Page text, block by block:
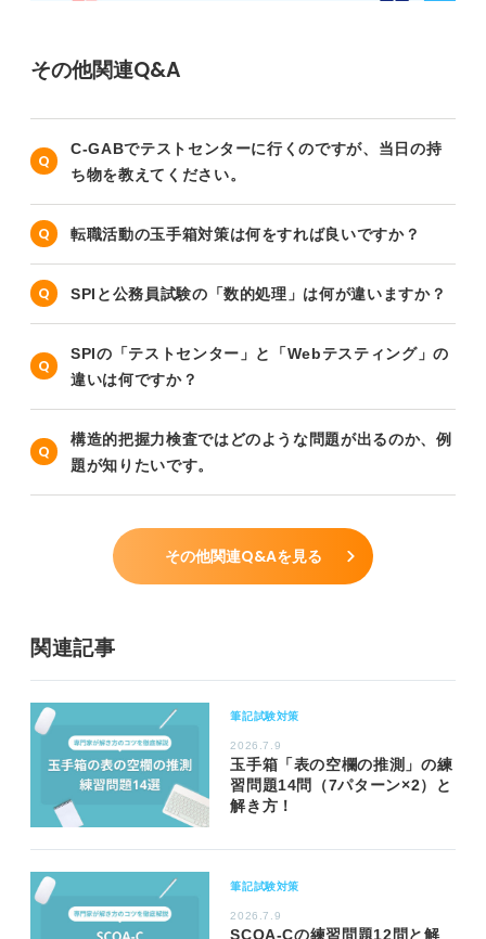
その他関連Q&A
C-GABでテストセンターに行くのですが、当日の持
ち物を教えてください。
転職活動の玉手箱対策は何をすれば良いですか？
SPIと公務員試験の「数的処理」は何が違いますか？
SPIの「テストセンター」と「Webテスティング」の
違いは何ですか？
構造的把握力検査ではどのような問題が出るのか、例
題が知りたいです。
その他関連Q&Aを見る
関連記事
筆記試験対策
2026.7.9
玉手箱「表の空欄の推測」の練
習問題14問（7パターン×2）と
解き方！
筆記試験対策
2026.7.9
SCOA-Cの練習問題12問と解